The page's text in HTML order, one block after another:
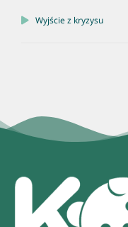
Wyjście z kryzysu